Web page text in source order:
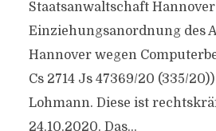
Staatsanwaltschaft
Einziehungsanordnung des
Hannover wegen
Cs 2714 Js 47369/​20 (335/​
Lohmann. Diese ist
24.10.2020. Das...